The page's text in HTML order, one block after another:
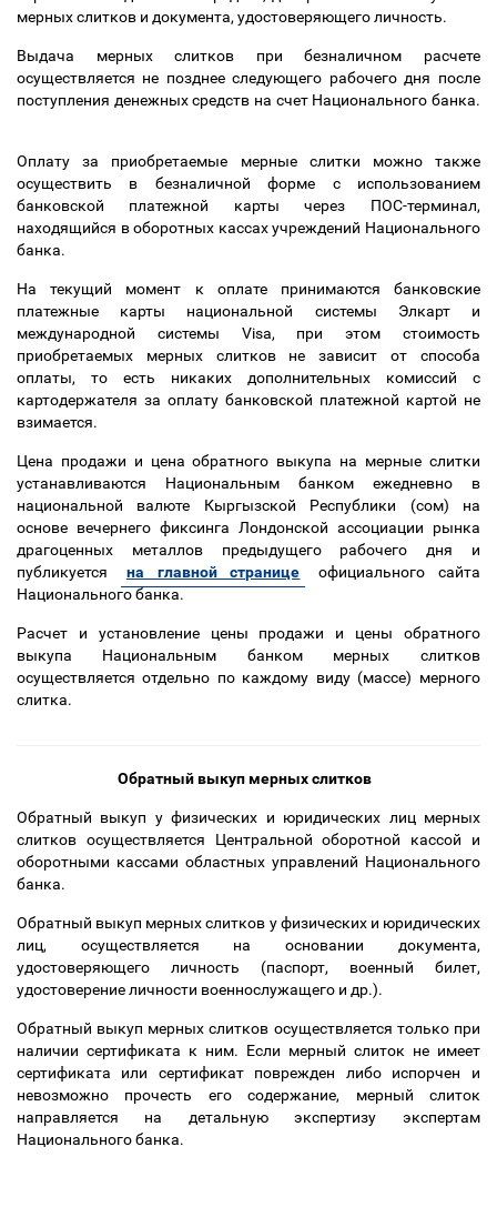
мерных слитков и документа, удостоверяющего личность.
Выдача мерных слитков при безналичном расчете
осуществляется не позднее следующего рабочего дня после
поступления денежных средств на счет Национального банка.
Оплату за приобретаемые мерные слитки можно также
осуществить в безналичной форме с использованием
банковской платежной карты через ПОС-терминал,
находящийся в оборотных кассах учреждений Национального
банка.
На текущий момент к оплате принимаются банковские
платежные карты национальной системы Элкарт и
международной системы Visa, при этом стоимость
приобретаемых мерных слитков не зависит от способа
оплаты, то есть никаких дополнительных комиссий с
картодержателя за оплату банковской платежной картой не
взимается.
Цена продажи и цена обратного выкупа на мерные слитки
устанавливаются Национальным банком ежедневно в
национальной валюте Кыргызской Республики (сом) на
основе вечернего фиксинга Лондонской ассоциации рынка
драгоценных металлов предыдущего рабочего дня и
публикуется
на главной странице
официального сайта
Национального банка.
Расчет и установление цены продажи и цены обратного
выкупа Национальным банком мерных слитков
осуществляется отдельно по каждому виду (массе) мерного
слитка.
Обратный выкуп мерных слитков
Обратный выкуп у физических и юридических лиц мерных
слитков осуществляется Центральной оборотной кассой и
оборотными кассами областных управлений Национального
банка.
Обратный выкуп мерных слитков у физических и юридических
лиц, осуществляется на основании документа,
удостоверяющего личность (паспорт, военный билет,
удостоверение личности военнослужащего и др.).
Обратный выкуп мерных слитков осуществляется только при
наличии сертификата к ним. Если мерный слиток не имеет
сертификата или сертификат поврежден либо испорчен и
невозможно прочесть его содержание, мерный слиток
направляется на детальную экспертизу экспертам
Национального банка.